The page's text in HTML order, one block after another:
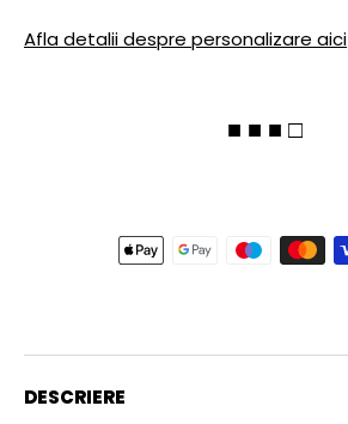
Afla detalii despre personalizare aici
■ ■ ■ □
DESCRIERE